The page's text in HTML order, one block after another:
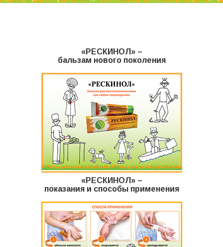
Где купить
Мульты
Отзывы
Контакты
«РЕСКИНОЛ» –
бальзам нового поколения
«РЕСКИНОЛ» –
показания и способы применения